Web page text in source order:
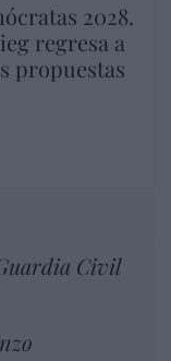
2028.
regresa a
propuestas
Civil